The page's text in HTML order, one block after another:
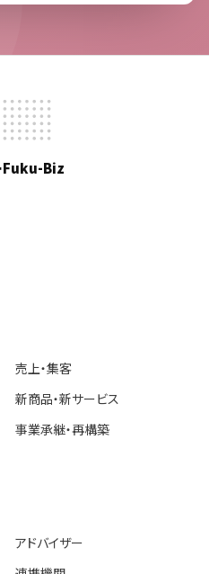
Fuku-Biz
売上・集客
新商品・新サービス
事業承継・再構築
アドバイザー